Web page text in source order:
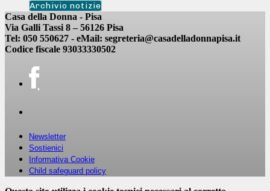
Archivio notizie
Casa della Donna - Pisa
Via Galli Tassi 8 – 56126 Pisa
Tel: 050 550627 - eMail: segreteria@casadelladonnapisa.it
Codice fiscale 93033330502
Newsletter
Sostienici
Informativa Cookie
Child safeguard policy